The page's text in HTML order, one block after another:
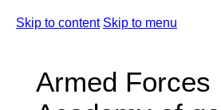
Skip to content Skip to menu
Armed Forces